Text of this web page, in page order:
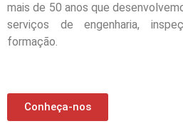
mais de 50 anos que
serviços de engenharia,
formação.
Conheça-nos